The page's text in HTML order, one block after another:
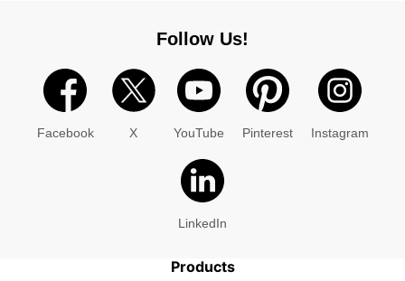
Follow Us!
Facebook X YouTube Pinterest Instagram
LinkedIn
Products